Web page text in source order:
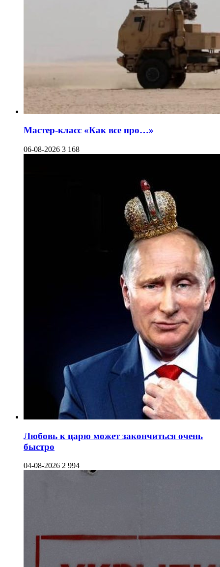
Мастер-класс «Как все про…»
06-08-2026 3 168
Любовь к царю может закончиться очень
быстро
04-08-2026 2 994